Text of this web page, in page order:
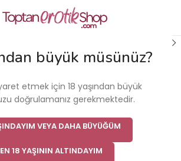
büyük müsünüz?
etmek için 18 yaşından büyük
doğrulamanız gerekmektedir.
VEYA DAHA BÜYÜĞÜM
18 YAŞININ ALTINDAYIM